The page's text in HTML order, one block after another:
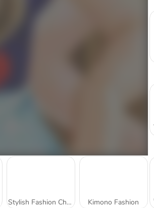
Stylish Fashion Challenge Kimono Fashion